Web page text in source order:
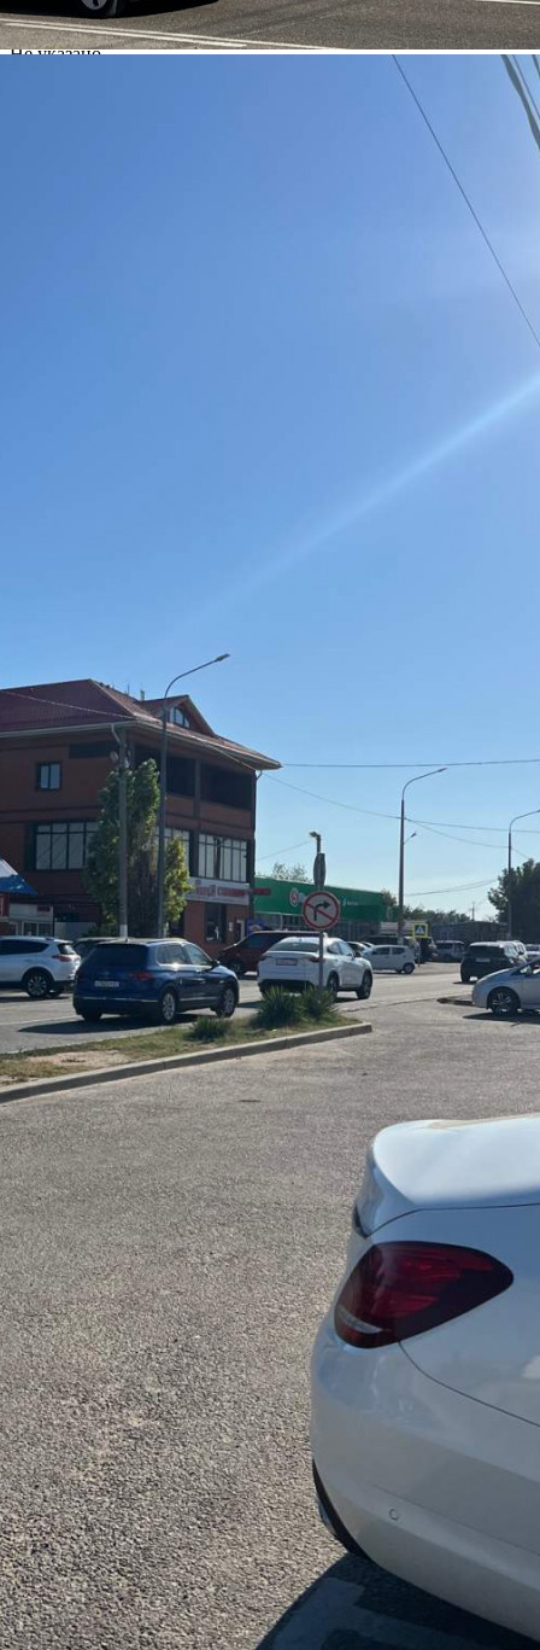
Продажа
Желаемый / подходящий вид деятельности
Не указано